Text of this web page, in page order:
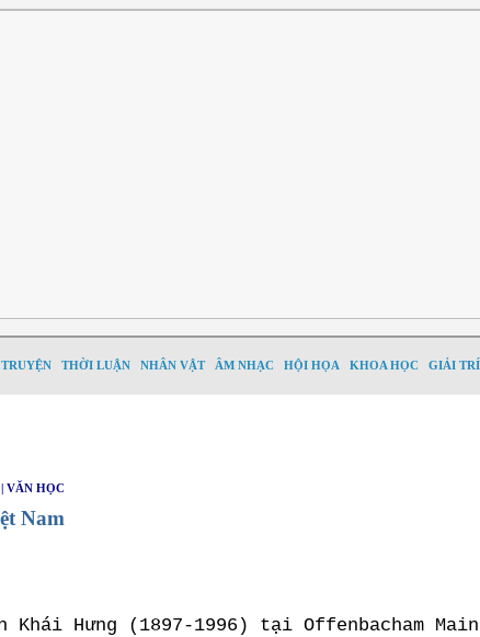
TRUYỆN THỜI LUẬN NHÂN VẬT ÂM NHẠC HỘI HỌA KHOA HỌC GIẢI TRÍ
| VĂN HỌC
Nam
Hưng (1897-1996) tại Offenbacham